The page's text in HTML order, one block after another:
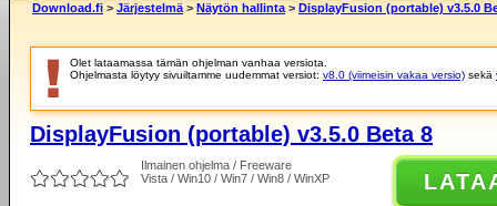
Download.fi > Järjestelmä > Näytön hallinta > DisplayFusion (portable) v3.5.0
Olet lataamassa tämän ohjelman vanhaa versiota.
Ohjelmasta löytyy sivuiltamme uudemmat versiot: v8.0 (viimeisin vakaa versio) sekä
DisplayFusion (portable) v3.5.0 Beta 8
Ilmainen ohjelma / Freeware
Vista / Win10 / Win7 / Win8 / WinXP